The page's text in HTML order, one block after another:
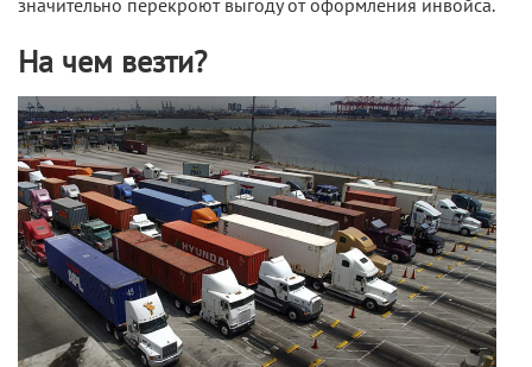
значительно перекроют выгоду от оформления инвойса.
На чем везти?